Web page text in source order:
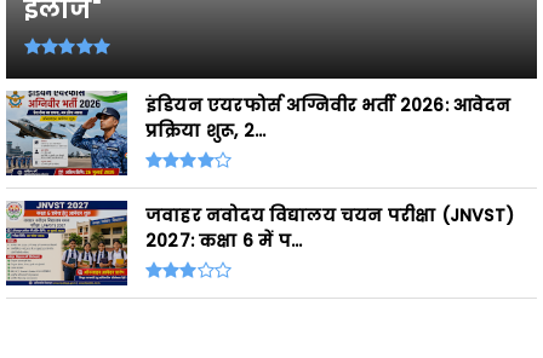
इलाज"
इंडियन एयरफोर्स अग्निवीर भर्ती 2026: आवेदन
प्रक्रिया शुरू, 2...
जवाहर नवोदय विद्यालय चयन परीक्षा (JNVST)
2027: कक्षा 6 में प...